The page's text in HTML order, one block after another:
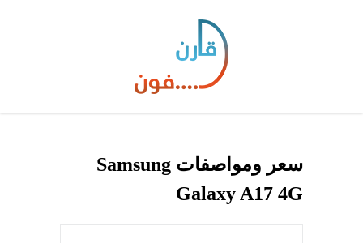
سعر ومواصفات Samsung
Galaxy A17 4G